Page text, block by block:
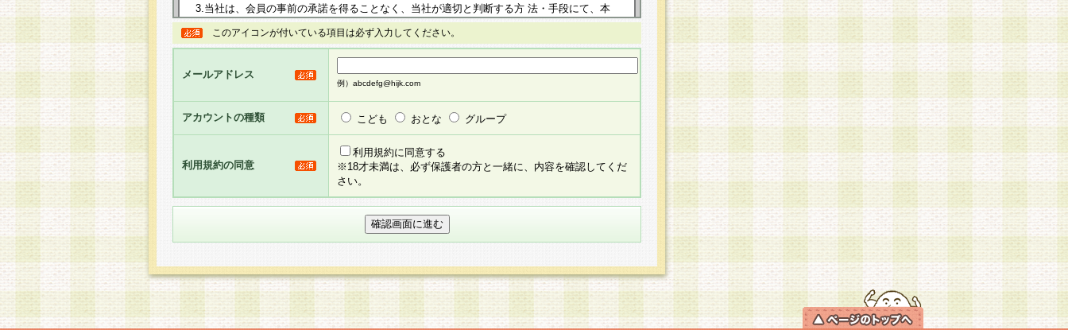
3.当社は、会員の事前の承諾を得ることなく、当社が適切と判断する方 法・手段にて、本
規約を任意に制定、変更または修正することができるものとします。改定後の本規約等
は、本規約においては本サイトに掲示したときに、その 他の諸規定については、会員に対
して告知の案内を配信または本サイトに掲示したときのいずれか早い時期をもってその効
るものとします。
5.当社がお聞きする個人情報は、すべて会員登録希望者の自由な意思で提 供いただいたも
のと考えております。従って、会員登録希望者が自らの個人情報の提供を希望されない場
合には、当社はその個人情報をお預かりいたしません が、提供されないことによって、当
社の取扱商品やサービス等をご利用いただけない場合がありますことを予めご了承くださ
い。
6.当社は、お客様から当社が保有している個人情報の開示・訂正・追加・ 利用停止等を求
められた場合には、ご本人様であることが当社にて確認できた場合に限り、法令に準拠し
せ先となります。
第2条 会員の資格
1.会員とは、本規約等を承諾のうえ、当社所定の登録手続きを全て完了し、当社が承認した
このアイコンが付いている項目は必ず入力してください。
メールアドレス
例）abcdefg@hijk.com
アカウントの種類 こども おとな グループ
利用規約の同意
利用規約に同意する
※18才未満は、必ず保護者の方と一緒に、内容を確認してくだ
さい。